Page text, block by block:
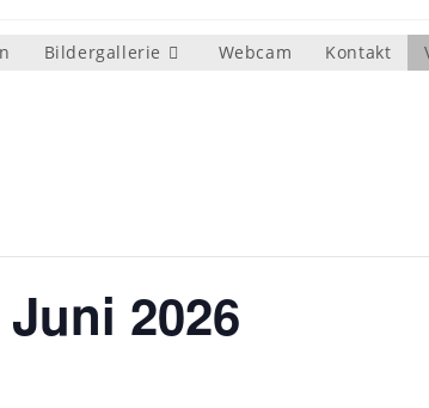
Bildergallerie Webcam Kontakt
2026